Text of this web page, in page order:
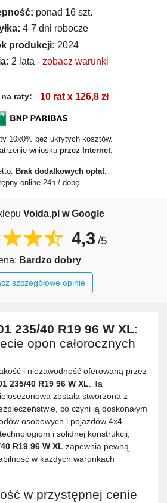
ponad 16 szt.
4-7 dni robocze
produkcji: 2024
2 lata - zobacz warunki
raty: 10 rat x 126,8 zł
10x0% bez ukrytych kosztów.
wniosku przez Internet
Brak dodatkowych opłat
online 24h / dobę.
Voida.pl w Google
4,3 /5
Bardzo dobry
szczegółowe opinie
235/40 R19 96 W XL:
opon całorocznych
i niezawodność oferowaną przez
235/40 R19 96 W XL. Ta
została stworzona z
co czyni ją doskonałym
osobowych i pojazdów 4x4.
i solidnej konstrukcji,
R19 96 W XL zapewnia pewną
w każdych warunkach
w przystępnej cenie